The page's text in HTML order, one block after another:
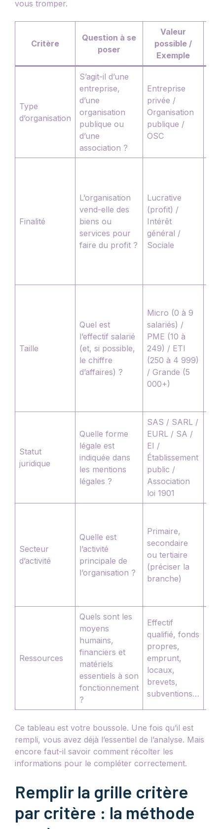
vous tromper.
Critère
Question à se
poser
Valeur
possible /
Exemple
Type
d’organisation
S’agit-il d’une
entreprise,
d’une
organisation
publique ou
d’une
association ?
Entreprise
privée /
Organisation
publique /
OSC
Finalité
L’organisation
vend-elle des
biens ou
services pour
faire du profit ?
Lucrative
(profit) /
Intérêt
général /
Sociale
Taille
Quel est
l’effectif salarié
(et, si possible,
le chiffre
d’affaires) ?
Micro (0 à 9
salariés) /
PME (10 à
249) / ETI
(250 à 4 999)
/ Grande (5
000+)
Statut
juridique
Quelle forme
légale est
indiquée dans
les mentions
légales ?
SAS / SARL /
EURL / SA /
EI /
Établissement
public /
Association
loi 1901
Secteur
d’activité
Quelle est
l’activité
principale de
l’organisation ?
Primaire,
secondaire
ou tertiaire
(préciser la
branche)
Ressources
Quels sont les
moyens
humains,
financiers et
matériels
essentiels à son
fonctionnement
?
Effectif
qualifié, fonds
propres,
emprunt,
locaux,
brevets,
subventions…
Ce tableau est votre boussole. Une fois qu’il est
rempli, vous avez déjà l’essentiel de l’analyse. Mais
encore faut-il savoir comment récolter les
informations pour le compléter correctement.
Remplir la grille critère
par critère : la méthode